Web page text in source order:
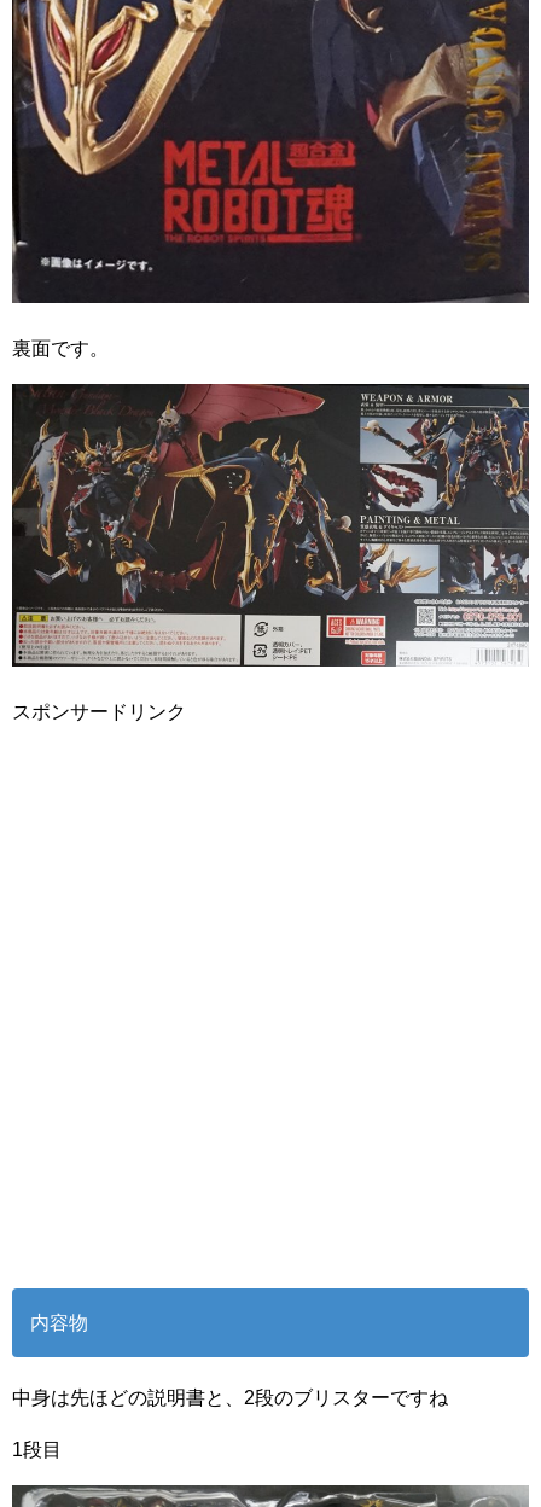
裏面です。
スポンサードリンク
内容物
中身は先ほどの説明書と、2段のブリスターですね
1段目